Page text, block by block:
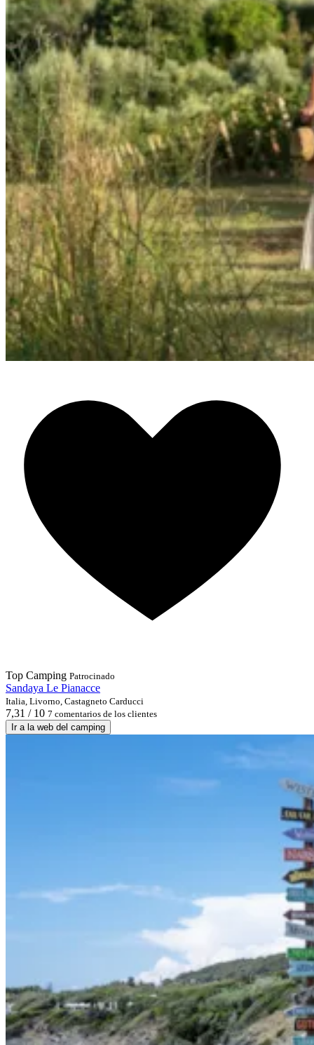
Top Camping Patrocinado
Sandaya Le Pianacce
Italia, Livorno, Castagneto Carducci
7,31 / 10 7 comentarios de los clientes
Ir a la web del camping